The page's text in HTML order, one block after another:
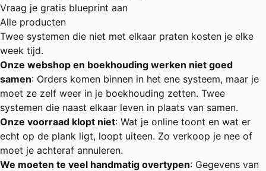
Vraag je gratis blueprint aan
Alle producten
Twee systemen die niet met elkaar praten kosten je elke
week tijd.
Onze webshop en boekhouding werken niet goed
samen: Orders komen binnen in het ene systeem, maar je
moet ze zelf weer in je boekhouding zetten. Twee
systemen die naast elkaar leven in plaats van samen.
Onze voorraad klopt niet: Wat je online toont en wat er
echt op de plank ligt, loopt uiteen. Zo verkoop je nee of
moet je achteraf annuleren.
We moeten te veel handmatig overtypen: Gegevens van